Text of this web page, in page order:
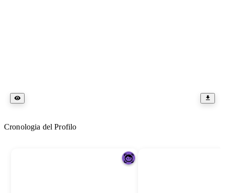
Cronologia del Profilo